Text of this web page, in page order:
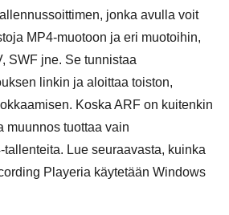
jonka avulla voit
MP4-muotoon ja eri muotoihin,
SWF jne. Se tunnistaa
linkin ja aloittaa toiston,
Koska ARF on kuitenkin
muunnos tuottaa vain
Lue seuraavasta, kuinka
Playeria käytetään Windows